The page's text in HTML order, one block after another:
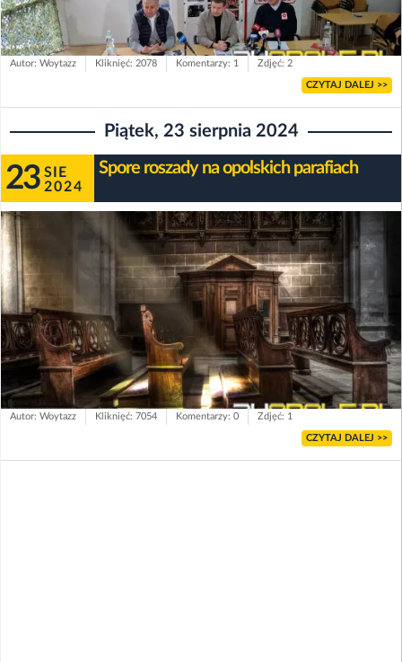
Autor: Woytazz Kliknięć: 2078 Komentarzy: 1 Zdjęć: 2
CZYTAJ DALEJ >>
Piątek, 23 sierpnia 2024
23 SIE
2024
Spore roszady na opolskich parafiach
Autor: Woytazz Kliknięć: 7054 Komentarzy: 0 Zdjęć: 1
CZYTAJ DALEJ >>